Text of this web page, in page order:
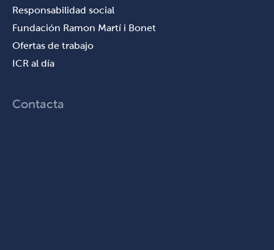
Responsabilidad social
Fundación Ramon Martí i Bonet
Ofertas de trabajo
ICR al día
Contacta